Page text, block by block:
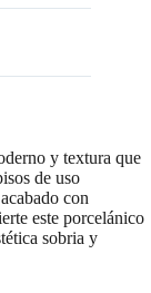
y textura que
de uso
con
este porcelánico
sobria y